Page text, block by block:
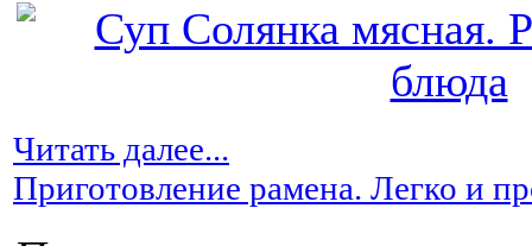
Читать далее...
Приготовление рамена. Легко и